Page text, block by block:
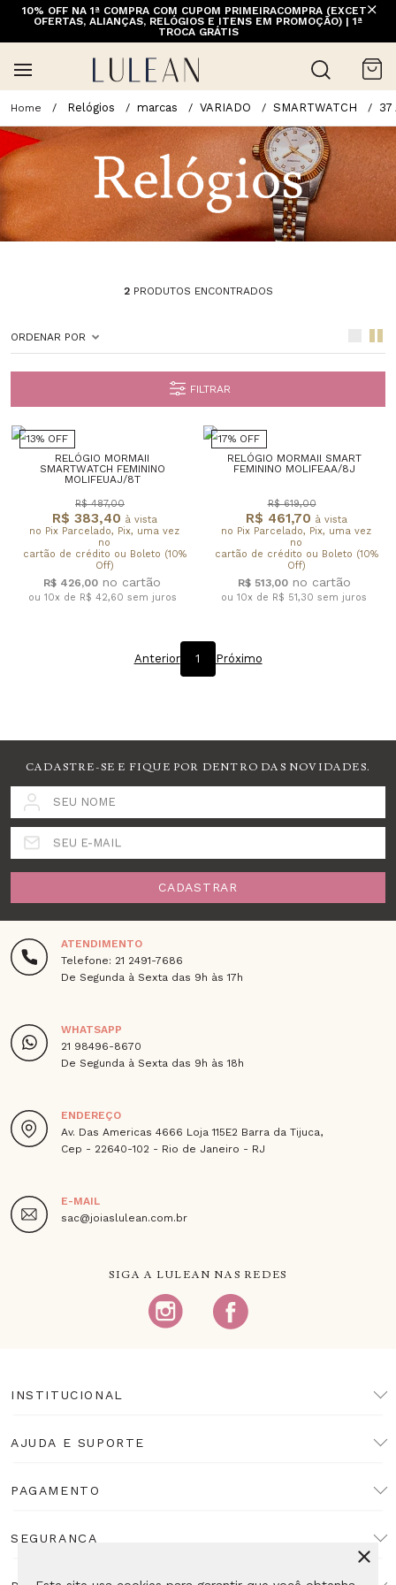
10% OFF NA 1ª COMPRA COM CUPOM PRIMEIRACOMPRA (EXCETO
OFERTAS, ALIANÇAS, RELÓGIOS E ITENS EM PROMOÇÃO) | 1ª
TROCA GRÁTIS
Relógios marcas VARIADO SMARTWATCH 37
2PRODUTOS ENCONTRADOS
ORDENAR POR
FILTRAR
13% OFF
RELÓGIO MORMAII
SMARTWATCH FEMININO
MOLIFEUAJ/8T
R$ 383,40 à vista
no Pix Parcelado, Pix, uma vez
no
cartão de crédito ou Boleto (10%
Off)
R$ 487,00
R$ 426,00
ou 10x de R$ 42,60 sem juros
17% OFF
RELÓGIO MORMAII SMART
FEMININO MOLIFEAA/8J
R$ 461,70 à vista
no Pix Parcelado, Pix, uma vez
no
cartão de crédito ou Boleto (10%
Off)
R$ 619,00
R$ 513,00
ou 10x de R$ 51,30 sem juros
Anterior 1 Próximo
CADASTRE-SE E FIQUE POR DENTRO DAS NOVIDADES.
SEU NOME
SEU E-MAIL
CADASTRAR
ATENDIMENTO
Telefone: 21 2491-7686
De Segunda à Sexta das 9h às 17h
WHATSAPP
21 98496-8670
De Segunda à Sexta das 9h às 18h
ENDEREÇO
Av. Das Americas 4666 Loja 115E2 Barra da Tijuca,
Cep - 22640-102 - Rio de Janeiro - RJ
E-MAIL
sac@joiaslulean.com.br
SIGA A LULEAN NAS REDES
INSTITUCIONAL
AJUDA E SUPORTE
PAGAMENTO
SEGURANÇA